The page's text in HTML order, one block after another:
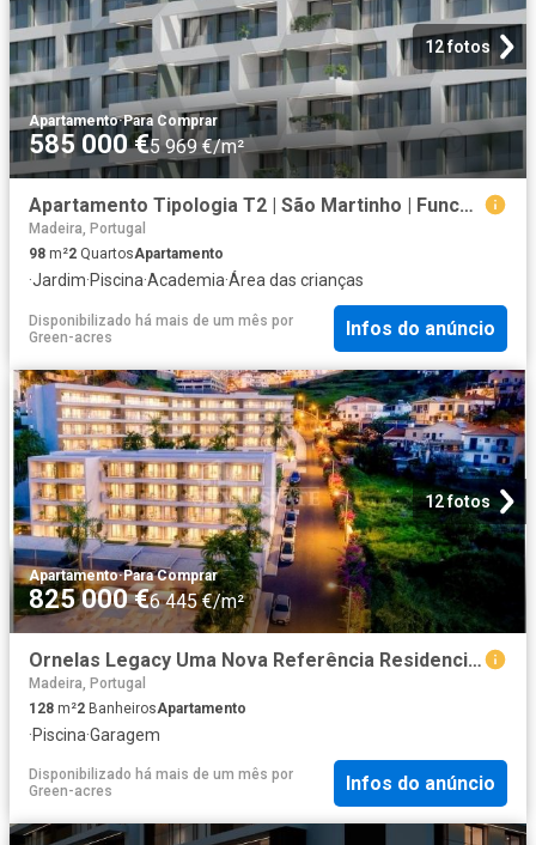
12 fotos
Apartamento·Para Comprar
585 000 €5 969 €/m²
Apartamento Tipologia T2 | São Martinho | Funchal | Madeira. 98m² São Martinho
Madeira, Portugal
98 m²2 QuartosApartamento
·Jardim·Piscina·Academia·Área das crianças
Disponibilizado há mais de um mês por
Green-acres
Infos do anúncio
12 fotos
Apartamento·Para Comprar
825 000 €6 445 €/m²
Ornelas Legacy Uma Nova Referência Residencial na Calheta 128m² Calheta
Madeira, Portugal
128 m²2 BanheirosApartamento
·Piscina·Garagem
Disponibilizado há mais de um mês por
Green-acres
Infos do anúncio